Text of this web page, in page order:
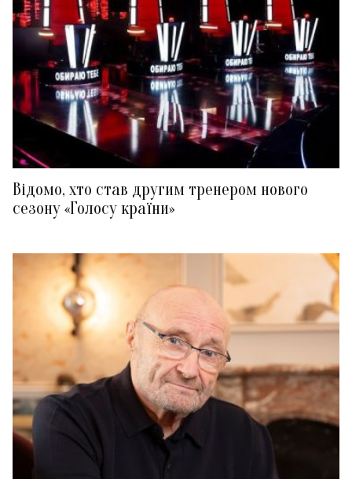
Відомо, хто став другим тренером нового
сезону «Голосу країни»